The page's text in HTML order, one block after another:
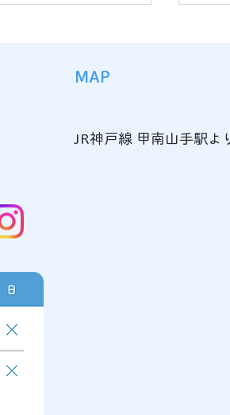
MAP
JR神戸線 甲南山手駅よ